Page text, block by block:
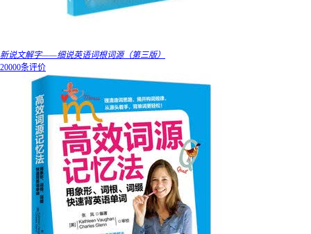
新说文解字——细说英语词根词源（第三版）
20000条评价